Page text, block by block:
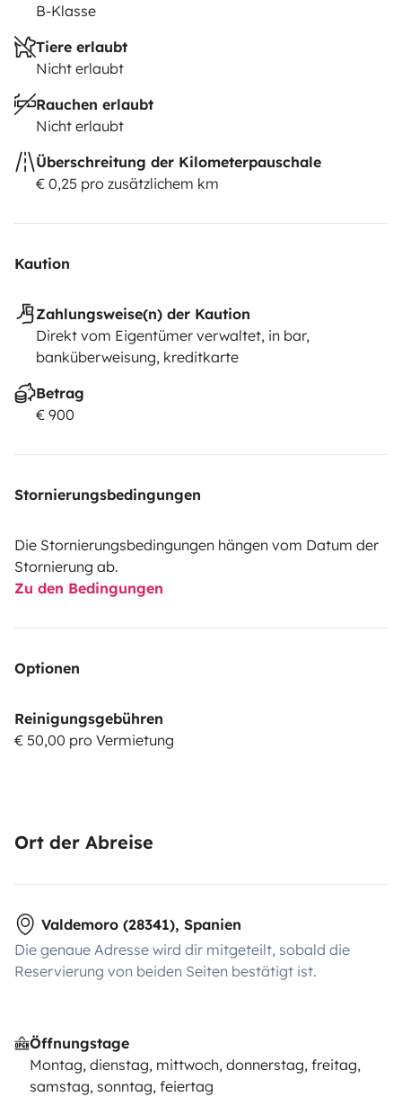
B-Klasse
Tiere erlaubt
Nicht erlaubt
Rauchen erlaubt
Nicht erlaubt
Überschreitung der Kilometerpauschale
€ 0,25 pro zusätzlichem km
Kaution
Zahlungsweise(n) der Kaution
Direkt vom Eigentümer verwaltet, in bar,
banküberweisung, kreditkarte
Betrag
€ 900
Stornierungsbedingungen
Die Stornierungsbedingungen hängen vom Datum der
Stornierung ab.
Zu den Bedingungen
Optionen
Reinigungsgebühren
€ 50,00 pro Vermietung
Ort der Abreise
Valdemoro (28341), Spanien
Die genaue Adresse wird dir mitgeteilt, sobald die
Reservierung von beiden Seiten bestätigt ist.
Öffnungstage
Montag, dienstag, mittwoch, donnerstag, freitag,
samstag, sonntag, feiertag